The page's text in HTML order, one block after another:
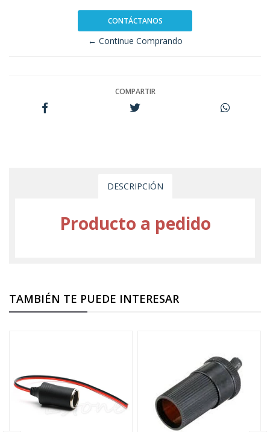
CONTÁCTANOS
← Continue Comprando
COMPARTIR
DESCRIPCIÓN
Producto a pedido
TAMBIÉN TE PUEDE INTERESAR